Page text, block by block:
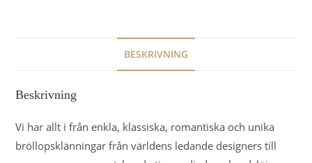
BESKRIVNING
Beskrivning
Vi har allt i från enkla, klassiska, romantiska och unika
bröllopsklänningar från världens ledande designers till